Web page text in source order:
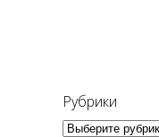
Рубрики
Рубрики